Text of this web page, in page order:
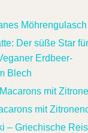
Möhrengulasch
Der süße Star
Erdbeer-
Blech
mit
mit
– Griechische